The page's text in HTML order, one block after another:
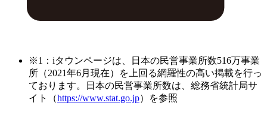
※1：iタウンページは、日本の民営事業所数516万事業
所（2021年6月現在）を上回る網羅性の高い掲載を行っ
ております。日本の民営事業所数は、総務省統計局サ
イト（https://www.stat.go.jp）を参照